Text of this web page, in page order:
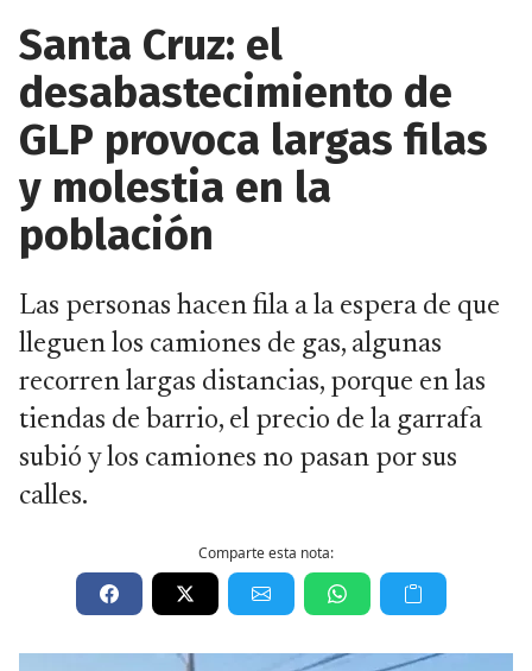
Santa Cruz: el
desabastecimiento de
GLP provoca largas filas
y molestia en la
población
Las personas hacen fila a la espera de que
lleguen los camiones de gas, algunas
recorren largas distancias, porque en las
tiendas de barrio, el precio de la garrafa
subió y los camiones no pasan por sus
calles.
Comparte esta nota: